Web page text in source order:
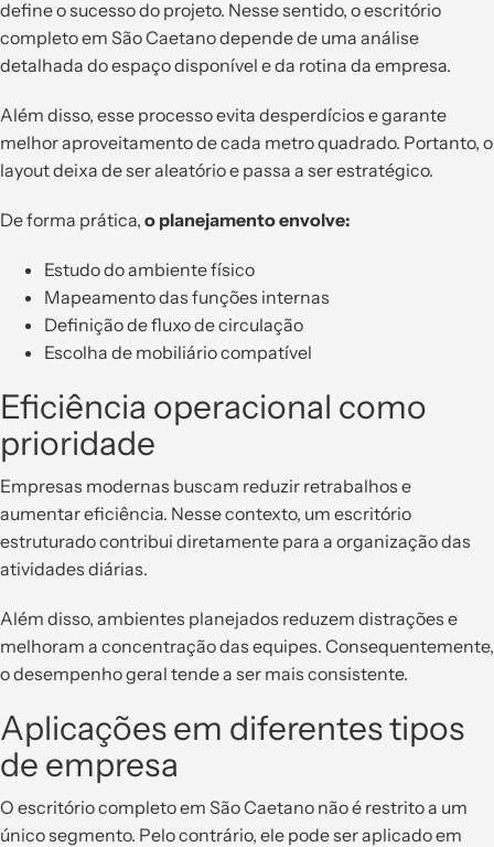
define o sucesso do projeto. Nesse sentido, o escritório
completo em São Caetano depende de uma análise
detalhada do espaço disponível e da rotina da empresa.
Além disso, esse processo evita desperdícios e garante
melhor aproveitamento de cada metro quadrado. Portanto, o
layout deixa de ser aleatório e passa a ser estratégico.
De forma prática, o planejamento envolve:
Estudo do ambiente físico
Mapeamento das funções internas
Definição de fluxo de circulação
Escolha de mobiliário compatível
Eficiência operacional como
prioridade
Empresas modernas buscam reduzir retrabalhos e
aumentar eficiência. Nesse contexto, um escritório
estruturado contribui diretamente para a organização das
atividades diárias.
Além disso, ambientes planejados reduzem distrações e
melhoram a concentração das equipes. Consequentemente,
o desempenho geral tende a ser mais consistente.
Aplicações em diferentes tipos
de empresa
O escritório completo em São Caetano não é restrito a um
único segmento. Pelo contrário, ele pode ser aplicado em